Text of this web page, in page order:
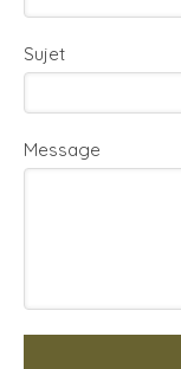
Sujet
Message